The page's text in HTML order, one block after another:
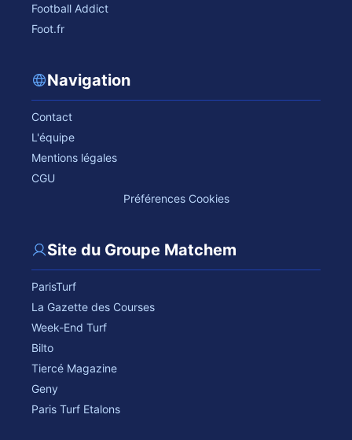
Football Addict
Foot.fr
Navigation
Contact
L'équipe
Mentions légales
CGU
Préférences Cookies
Site du Groupe Matchem
ParisTurf
La Gazette des Courses
Week-End Turf
Bilto
Tiercé Magazine
Geny
Paris Turf Etalons